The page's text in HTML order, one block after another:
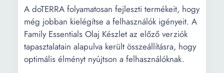
A doTERRA folyamatosan fejleszti termékeit, hogy
még jobban kielégítse a felhasználók igényeit. A
Family Essentials Olaj Készlet az előző verziók
tapasztalatain alapulva került összeállításra, hogy
optimális élményt nyújtson a felhasználóknak.